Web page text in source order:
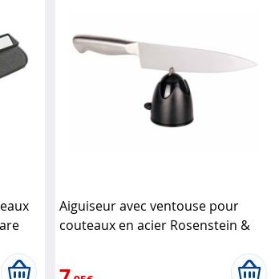
Aiguiseur avec ventouse pour
couteaux en acier Rosenstein &